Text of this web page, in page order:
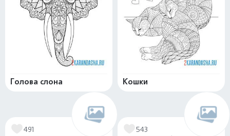
Голова слона Кошки
491 543